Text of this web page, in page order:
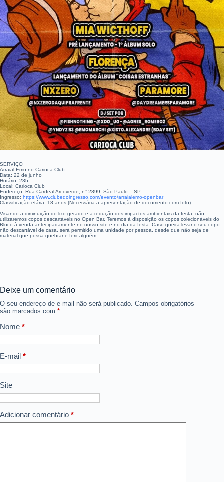
SERVIÇO
Arraial Emo no Carioca Club
Data: 22 de junho
Horário: 23h
Local: Carioca Club
Endereço: Rua Cardeal Arcoverde, n° 2899, São Paulo – SP
Ingresso: https://www.clubedoingresso.com/evento/arraialemo-openbar
Classificação etária: 18 anos (Necessária a apresentação de documento com foto)
Visando a diminuição do lixo gerado e a redução dos impactos ambientais da festa, não
utilizaremos copos descartáveis no Open Bar. Teremos à disposição os copos colecionáveis do
Bloco à venda antecipadamente no nosso site e no dia da festa. Caso queira levar o seu copo
não descartável de casa, será permitido uma unidade por pessoa, desde que não seja de
material que possa quebrar e ferir alguém.
Deixe um comentário
O seu endereço de e-mail não será publicado. Campos obrigatórios
são marcados com *
Nome *
E-mail *
Site
Adicionar comentário *